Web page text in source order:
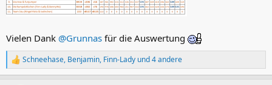
Vielen Dank @Grunnas für die Auswertung
R
e
Schneehase, Benjamin, Finn-Lady und 4 andere